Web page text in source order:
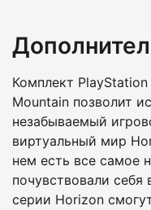
Комплект
Mountain позволит
незабываемый
виртуальный мир
нем есть все самое
почувствовали
серии Horizon